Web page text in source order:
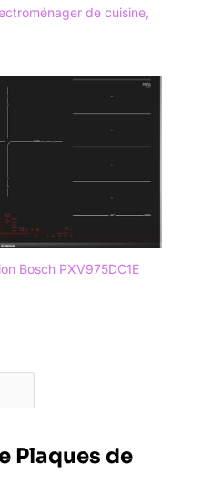
de cuisine
Bosch PXV975DC1E
Plaques de